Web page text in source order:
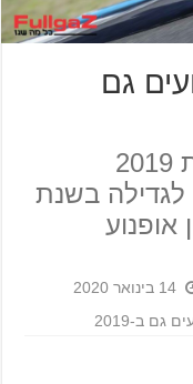
גם
בדוקאטי מסיימים את שנת 2019
לגדילה בשנת
אופנוע
14 בינואר 2020